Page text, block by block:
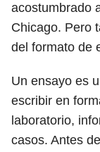
acostumbrado
Chicago. Pero
del formato de
Un ensayo es
escribir en
laboratorio,
casos. Antes